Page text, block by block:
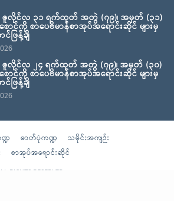
၊ ဇူလိုင်လ ၃၁ ရက်ထုတ် အတွဲ (၇၉)၊ အမှတ် (၃၁)
ောင်ကို စာပေဗိမာန်စာအုပ်အရောင်းဆိုင် များမှ
ြန့်ချိ
၊ ဇူလိုင်လ ၂၄ ရက်ထုတ် အတွဲ (၇၉)၊ အမှတ် (၃၀)
ောင်ကို စာပေဗိမာန်စာအုပ်အရောင်းဆိုင် များမှ
ြန့်ချိ
ဍ ဓာတ်ပုံကဏ္ဍ
သမိုင်းအကျဉ်း
စာအုပ်အရောင်းဆိုင်
RIGHTS RESERVED